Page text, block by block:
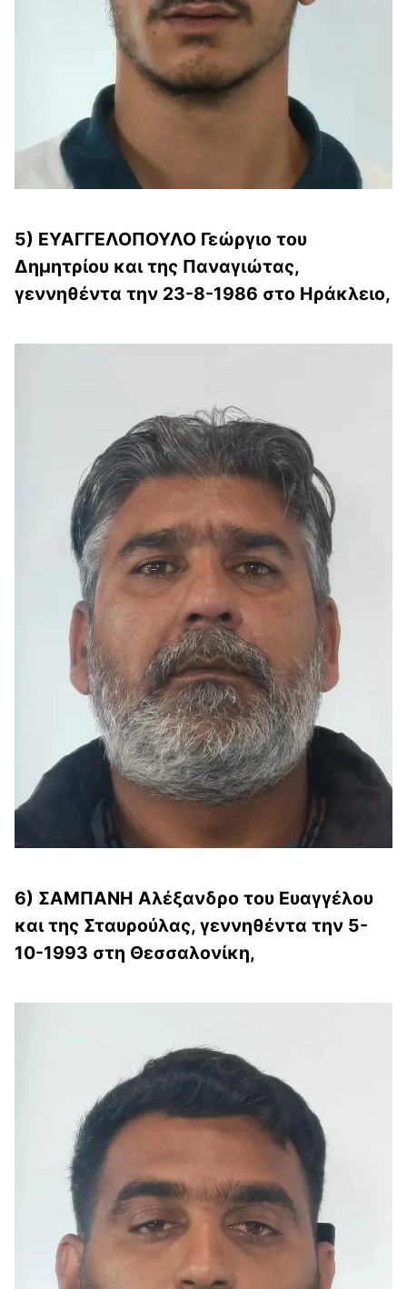
5) ΕΥΑΓΓΕΛΟΠΟΥΛΟ Γεώργιο του
Δημητρίου και της Παναγιώτας,
γεννηθέντα την 23-8-1986 στο Ηράκλειο,
6) ΣΑΜΠΑΝΗ Αλέξανδρο του Ευαγγέλου
και της Σταυρούλας, γεννηθέντα την 5-
10-1993 στη Θεσσαλονίκη,